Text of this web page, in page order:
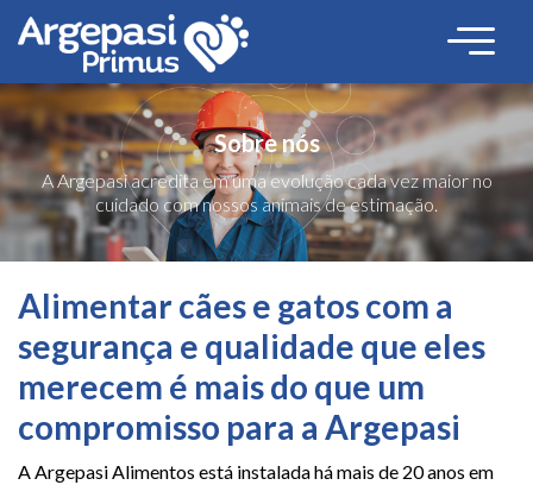
Sobre nós
A Argepasi acredita em uma evolução cada vez maior no
cuidado com nossos animais de estimação.
Alimentar cães e gatos com a
segurança e qualidade que eles
merecem é mais do que um
compromisso para a Argepasi
A Argepasi Alimentos está instalada há mais de 20 anos em